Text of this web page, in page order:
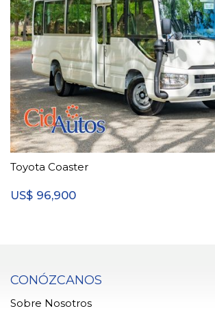
Toyota Coaster
US$ 96,900
CONÓZCANOS
Sobre Nosotros